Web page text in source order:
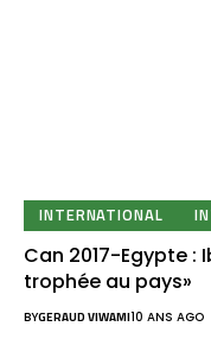
INTERNATIONAL
Can 2017-Egypte :
trophée au pays»
BYGERAUD VIWAMI10 ANS AGO